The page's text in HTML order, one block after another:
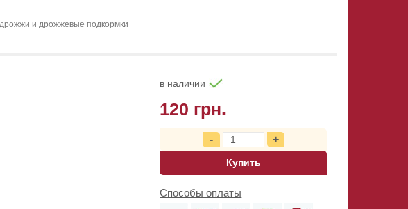
и дрожжевые подкормки
в наличии
120 грн.
Купить
Способы оплаты